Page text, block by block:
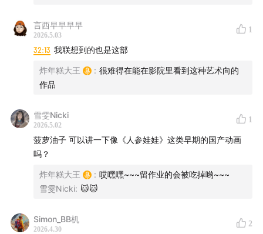
（图自：摄影师吴正中老师）
【支持＆酒】
这期内容依旧精彩，希望你们的耳朵会喜欢。如果觉得这
期节目不错，请不要吝啬您的赞美，欢迎点赞评论任何您
的想法，并把这期节目分享给您重要的人。同时也欢迎酌
情在您收听的平台给我们打赏鼓励。
同时，欢迎选购【菠萝油子“醉牛啤”啤酒】，同时获得我
们的专属“漫画卡牌”，独家呈现，仅此一家~
言西早早早早
2026.5.03
1
32:13 我联想到的也是这部
炸年糕大王 : 很难得在能在影院里看到这种艺术向的
作品
雪雯Nicki
2026.5.02
1
菠萝油子 可以讲一下像《人参娃娃》这类早期的国产动画
吗？
炸年糕大王 : 哎嘿嘿~~~留作业的会被吃掉哟~~~
雪雯Nicki: 🐱🐱
Simon_BB机
2026.4.30
2